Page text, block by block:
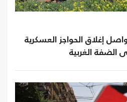
إغلاق الحواجز العسكرية
الضفة الغربية